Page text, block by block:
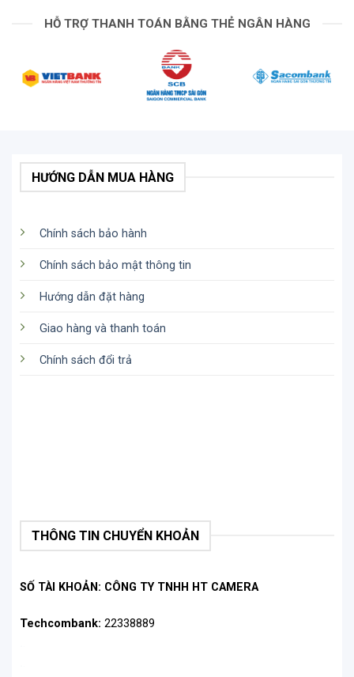
HỖ TRỢ THANH TOÁN BẰNG THẺ NGÂN HÀNG
HƯỚNG DẪN MUA HÀNG
Chính sách bảo hành
Chính sách bảo mật thông tin
Hướng dẫn đặt hàng
Giao hàng và thanh toán
Chính sách đổi trả
THÔNG TIN CHUYỂN KHOẢN
SỐ TÀI KHOẢN: CÔNG TY TNHH HT CAMERA
Techcombank: 22338889